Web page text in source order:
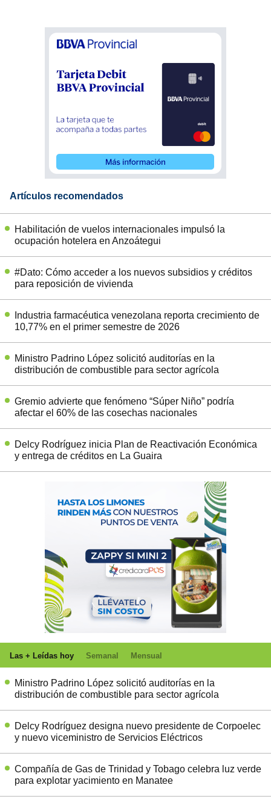
Artículos recomendados
Habilitación de vuelos internacionales impulsó la
ocupación hotelera en Anzoátegui
#Dato: Cómo acceder a los nuevos subsidios y créditos
para reposición de vivienda
Industria farmacéutica venezolana reporta crecimiento de
10,77% en el primer semestre de 2026
Ministro Padrino López solicitó auditorías en la
distribución de combustible para sector agrícola
Gremio advierte que fenómeno “Súper Niño” podría
afectar el 60% de las cosechas nacionales
Delcy Rodríguez inicia Plan de Reactivación Económica
y entrega de créditos en La Guaira
Las + Leídas hoy Semanal Mensual
Ministro Padrino López solicitó auditorías en la
distribución de combustible para sector agrícola
Delcy Rodríguez designa nuevo presidente de Corpoelec
y nuevo viceministro de Servicios Eléctricos
Compañía de Gas de Trinidad y Tobago celebra luz verde
para explotar yacimiento en Manatee